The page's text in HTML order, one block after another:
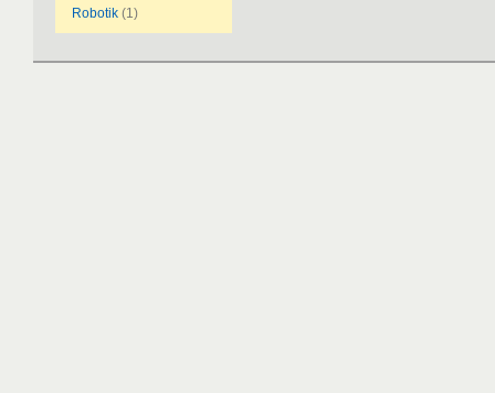
Robotik (1)